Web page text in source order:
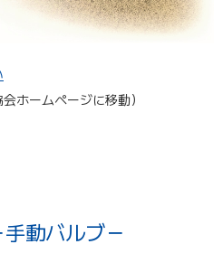
ホームページに移動）
動バルブ－